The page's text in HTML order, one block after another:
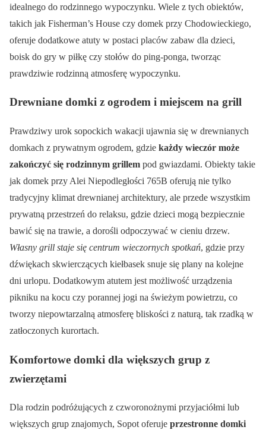
idealnego do rodzinnego wypoczynku. Wiele z tych obiektów,
takich jak Fisherman’s House czy domek przy Chodowieckiego,
oferuje dodatkowe atuty w postaci placów zabaw dla dzieci,
boisk do gry w piłkę czy stołów do ping-ponga, tworząc
prawdziwie rodzinną atmosferę wypoczynku.
Drewniane domki z ogrodem i miejscem na grill
Prawdziwy urok sopockich wakacji ujawnia się w drewnianych
domkach z prywatnym ogrodem, gdzie każdy wieczór może
zakończyć się rodzinnym grillem pod gwiazdami. Obiekty takie
jak domek przy Alei Niepodległości 765B oferują nie tylko
tradycyjny klimat drewnianej architektury, ale przede wszystkim
prywatną przestrzeń do relaksu, gdzie dzieci mogą bezpiecznie
bawić się na trawie, a dorośli odpoczywać w cieniu drzew.
Własny grill staje się centrum wieczornych spotkań, gdzie przy
dźwiękach skwierczących kiełbasek snuje się plany na kolejne
dni urlopu. Dodatkowym atutem jest możliwość urządzenia
pikniku na kocu czy porannej jogi na świeżym powietrzu, co
tworzy niepowtarzalną atmosferę bliskości z naturą, tak rzadką w
zatłoczonych kurortach.
Komfortowe domki dla większych grup z
zwierzętami
Dla rodzin podróżujących z czworonożnymi przyjaciółmi lub
większych grup znajomych, Sopot oferuje przestronne domki